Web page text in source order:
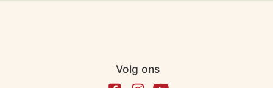
Volg ons